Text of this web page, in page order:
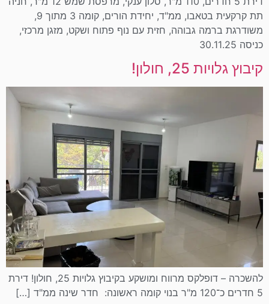
תת קרקעית בטאבו, ממ"ד, יחידת הורים, קומה 3 מתוך 9,
משודרגת ברמה גבוהה, חזית עם נוף פתוח ושקט, מזגן מרכזי,
כניסה 30.11.25
קיבוץ גלויות 25, חולון!
להשכרה – דופלקס מרווח ומושקע בקיבוץ גלויות 25, חולון! דירת
5 חדרים כ־120 מ"ר בנוי קומה ראשונה: חדר שינה ממ"ד […]